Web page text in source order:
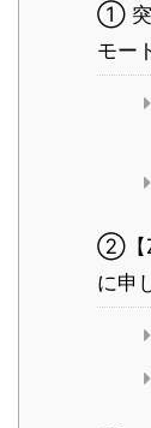
① 突
モー
②【
に申